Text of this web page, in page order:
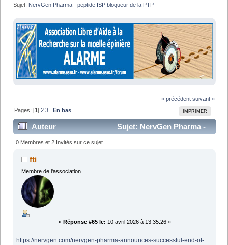
Sujet: NervGen Pharma - peptide ISP bloqueur de la PTP
« précédent suivant »
IMPRIMER
Pages: [1]2 3 En bas
Auteur
Sujet: NervGen Pharma -
peptide ISP bloqueur de la PTP (Lu 107678 fois)
0 Membres et 2 Invités sur ce sujet
fti
Membre de l'association
« Réponse #65 le: 10 avril 2026 à 13:35:26 »
https://nervgen.com/nervgen-pharma-announces-successful-end-of-